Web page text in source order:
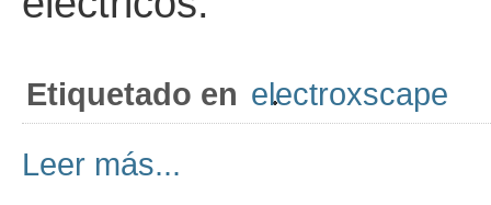
Etiquetado en electroxscape
Leer más...